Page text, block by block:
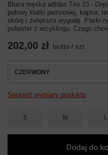
Bluza męska adidas Tiro 23 -
połowy klatki piersiowej, kaptur,
skórę i zwiększa wygodę. Paski
poliester z recyklingu. Czego
202,00 zł brutto / szt.
CZERWONY
Sprawdź wymiary produktu
S M L
Dodaj do